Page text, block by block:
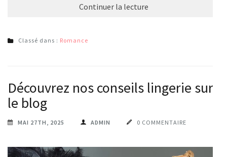
Continuer la lecture
Classé dans : Romance
Découvrez nos conseils lingerie sur
le blog
MAI 27TH, 2025 ADMIN 0 COMMENTAIRE